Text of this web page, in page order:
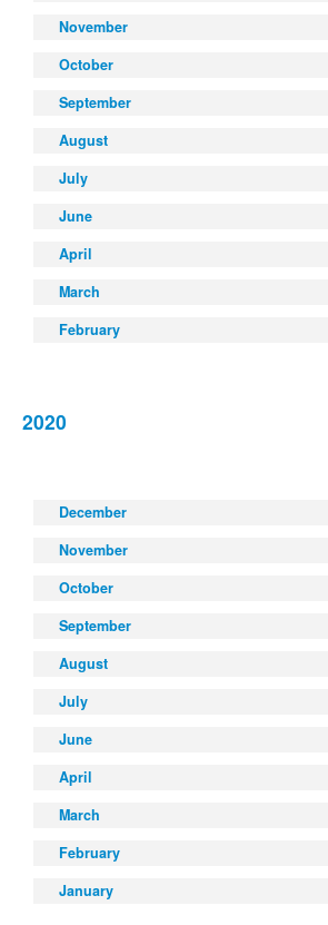
November
October
September
August
July
June
April
March
February
2020
December
November
October
September
August
July
June
April
March
February
January